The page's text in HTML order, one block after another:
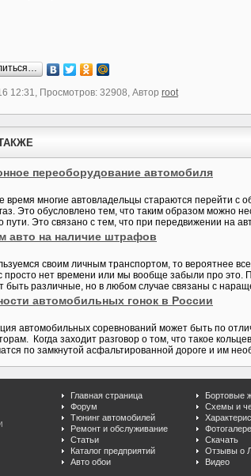
12:31, Просмотров: 32908, Автор root
переоборудование автомобиля
время многие автовладельцы стараются перейти с
Это обусловлено тем, что таким образом можно
пути. Это связано с тем, что при передвижении на
авто на наличие штрафов
своим личным транспортом, то вероятнее
просто нет времени или мы вообще забыли про
быть различные, но в любом случае связаны с
автомобильных гонок в России
автомобильных соревнований может быть по
Когда заходит разговор о том, что такое
по замкнутой асфальтированной дороге и им
Главная страница
Форум
Тюнинг автомобилей
Ремонт и обслуживание
Статьи
Каталог предприятий
Авто обои
Бортовые
Схемы и
Скачать
Отзывы о
Видео